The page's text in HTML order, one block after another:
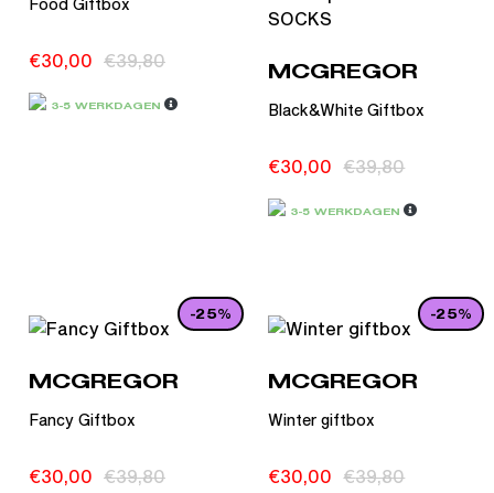
Food Giftbox
€30,00 €39,80
3-5 WERKDAGEN
MCGREGOR
Black&White Giftbox
€30,00 €39,80
3-5 WERKDAGEN
-25%
MCGREGOR
Fancy Giftbox
€30,00 €39,80
-25%
MCGREGOR
Winter giftbox
€30,00 €39,80